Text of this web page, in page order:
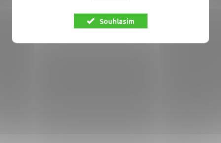
Souhlasím
hvězdiček.
Být nejlepší je vizitkou kvality, Bilt Hamber Double